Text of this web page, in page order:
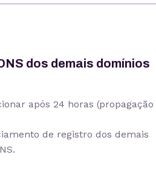
dos demais domínios
após 24 horas (propagação
de registro dos demais